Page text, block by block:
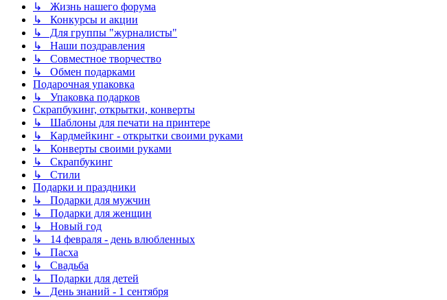
↳ Жизнь нашего форума
↳ Конкурсы и акции
↳ Для группы "журналисты"
↳ Наши поздравления
↳ Совместное творчество
↳ Обмен подарками
Подарочная упаковка
↳ Упаковка подарков
Скрапбукинг, открытки, конверты
↳ Шаблоны для печати на принтере
↳ Кардмейкинг - открытки своими руками
↳ Конверты своими руками
↳ Скрапбукинг
↳ Стили
Подарки и праздники
↳ Подарки для мужчин
↳ Подарки для женщин
↳ Новый год
↳ 14 февраля - день влюбленных
↳ Пасха
↳ Свадьба
↳ Подарки для детей
↳ День знаний - 1 сентября